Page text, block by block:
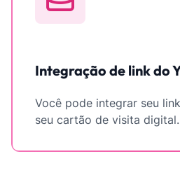
Integração de link do
Você pode integrar seu
seu cartão de visita digital.